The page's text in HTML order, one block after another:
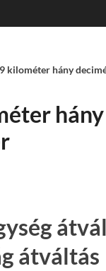
kilométer hány
hány
átváltás